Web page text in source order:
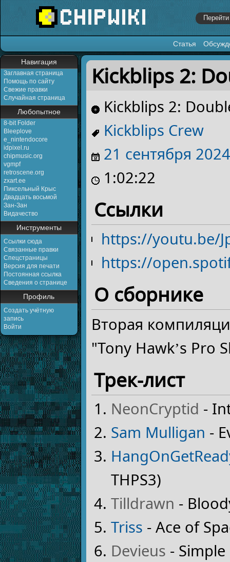
Статья
Навигация
Заглавная страница
Помощь по сайту
Свежие правки
Случайная страница
Любопытное
8-bit Folder
Bleeplove
e_nintendocore
idpixel.ru
chipmusic.org
vgmpf
retroscene.org
zxart.ee
Пиксельный Крыс
Двадцать восьмой
Зан-Зан
Видачество
Инструменты
Ссылки сюда
Связанные правки
Спецстраницы
Версия для печати
Постоянная ссылка
Сведения о странице
Профиль
Создать учётную
запись
Войти
Перейти к:навигация,поиск
Kickblips 2:
Kickblips 2:
Kickblips Crew
21 сентября 2024
1:02:22
Ссылки
https://youtu.be/
https://
О сборнике
Вторая
"Tony Hawk’s Pro
Трек-лист
NeonCryptid -
Sam Mulligan -
THPS3)
Tilldrawn -
Triss - Ace of
Devieus -